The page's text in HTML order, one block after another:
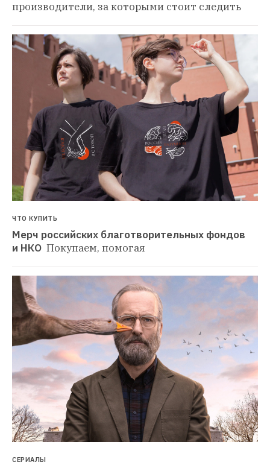
производители, за которыми стоит следить
ЧТО КУПИТЬ
Мерч российских благотворительных фондов
и НКО Покупаем, помогая
СЕРИАЛЫ